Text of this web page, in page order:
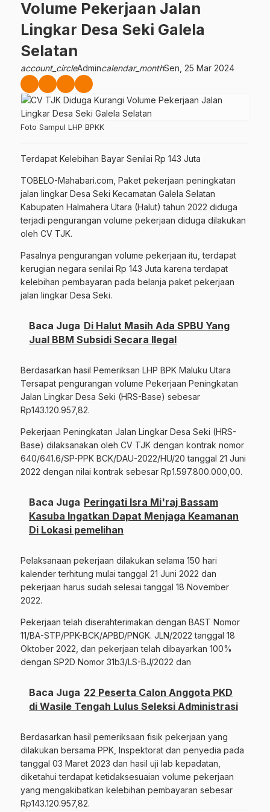
Volume Pekerjaan Jalan
Lingkar Desa Seki Galela
Selatan
account_circleAdmincalendar_monthSen, 25 Mar 2024
Foto Sampul LHP BPKK
Terdapat Kelebihan Bayar Senilai Rp 143 Juta
TOBELO-Mahabari.com, Paket pekerjaan peningkatan
jalan lingkar Desa Seki Kecamatan Galela Selatan
Kabupaten Halmahera Utara (Halut) tahun 2022 diduga
terjadi pengurangan volume pekerjaan diduga dilakukan
oleh CV TJK.
Pasalnya pengurangan volume pekerjaan itu, terdapat
kerugian negara senilai Rp 143 Juta karena terdapat
kelebihan pembayaran pada belanja paket pekerjaan
jalan lingkar Desa Seki.
Baca Juga Di Halut Masih Ada SPBU Yang
Jual BBM Subsidi Secara Ilegal
Berdasarkan hasil Pemeriksan LHP BPK Maluku Utara
Tersapat pengurangan volume Pekerjaan Peningkatan
Jalan Lingkar Desa Seki (HRS-Base) sebesar
Rp143.120.957,82.
Pekerjaan Peningkatan Jalan Lingkar Desa Seki (HRS-
Base) dilaksanakan oleh CV TJK dengan kontrak nomor
640/641.6/SP-PPK BCK/DAU-2022/HU/20 tanggal 21 Juni
2022 dengan nilai kontrak sebesar Rp1.597.800.000,00.
Baca Juga Peringati Isra Mi'raj Bassam
Kasuba Ingatkan Dapat Menjaga Keamanan
Di Lokasi pemelihan
Pelaksanaan pekerjaan dilakukan selama 150 hari
kalender terhitung mulai tanggal 21 Juni 2022 dan
pekerjaan harus sudah selesai tanggal 18 November
2022.
Pekerjaan telah diserahterimakan dengan BAST Nomor
11/BA-STP/PPK-BCK/APBD/PNGK. JLN/2022 tanggal 18
Oktober 2022, dan pekerjaan telah dibayarkan 100%
dengan SP2D Nomor 31b3/LS-BJ/2022 dan
Baca Juga 22 Peserta Calon Anggota PKD
di Wasile Tengah Lulus Seleksi Administrasi
Berdasarkan hasil pemeriksaan fisik pekerjaan yang
dilakukan bersama PPK, Inspektorat dan penyedia pada
tanggal 03 Maret 2023 dan hasil uji lab kepadatan,
diketahui terdapat ketidaksesuaian volume pekerjaan
yang mengakibatkan kelebihan pembayaran sebesar
Rp143.120.957,82.